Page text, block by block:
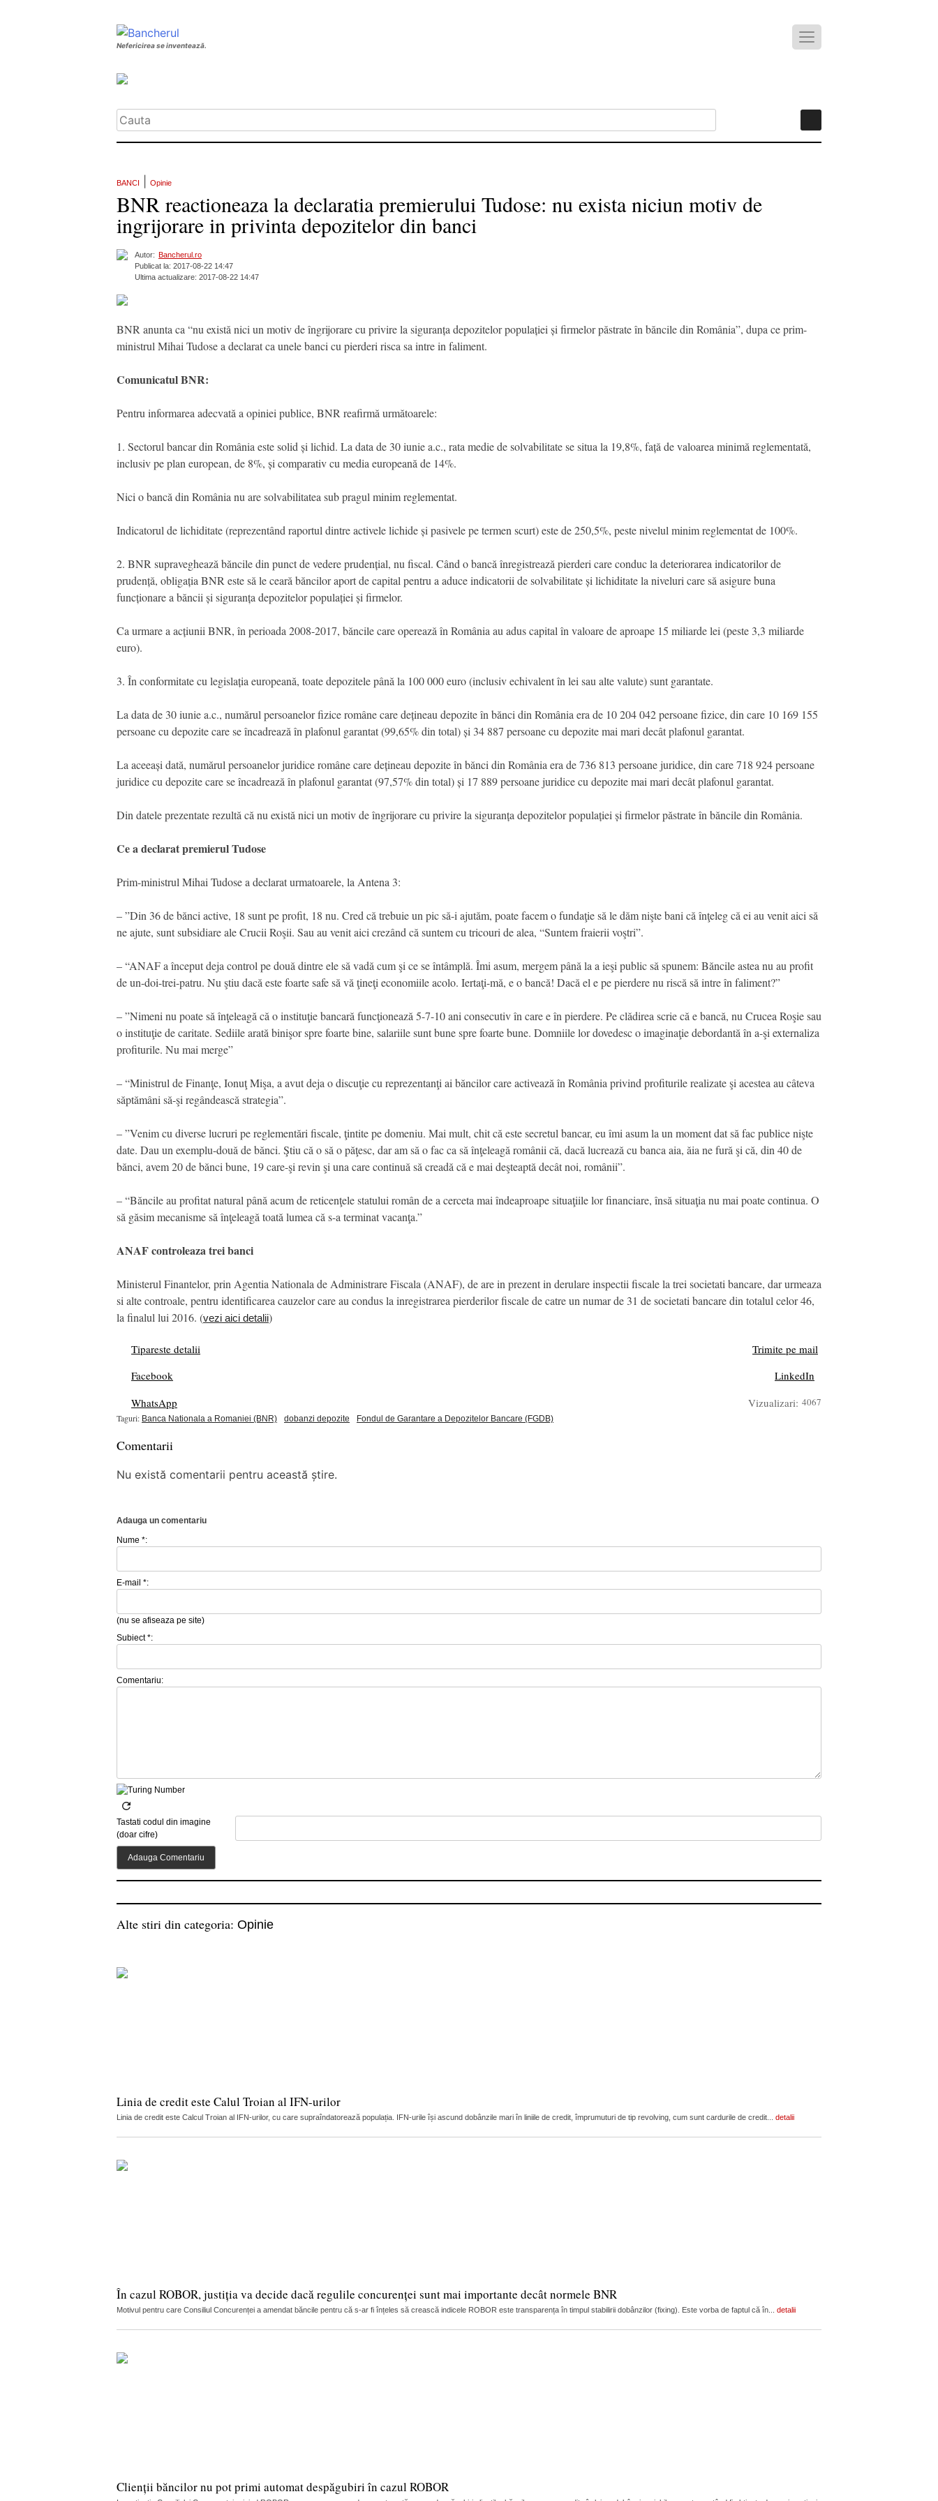
Nefericirea se inventează.
BANCI Opinie
BNR reactioneaza la declaratia premierului Tudose: nu exista niciun motiv de
ingrijorare in privinta depozitelor din banci
Autor: Bancherul.ro
Publicat la: 2017-08-22 14:47
Ultima actualizare: 2017-08-22 14:47
BNR anunta ca “nu există nici un motiv de îngrijorare cu privire la siguranța depozitelor populației și firmelor păstrate în băncile din România”, dupa ce prim-
ministrul Mihai Tudose a declarat ca unele banci cu pierderi risca sa intre in faliment.
Comunicatul BNR:
Pentru informarea adecvată a opiniei publice, BNR reafirmă următoarele:
1. Sectorul bancar din România este solid și lichid. La data de 30 iunie a.c., rata medie de solvabilitate se situa la 19,8%, față de valoarea minimă reglementată,
inclusiv pe plan european, de 8%, și comparativ cu media europeană de 14%.
Nici o bancă din România nu are solvabilitatea sub pragul minim reglementat.
Indicatorul de lichiditate (reprezentând raportul dintre activele lichide și pasivele pe termen scurt) este de 250,5%, peste nivelul minim reglementat de 100%.
2. BNR supraveghează băncile din punct de vedere prudențial, nu fiscal. Când o bancă înregistrează pierderi care conduc la deteriorarea indicatorilor de
prudență, obligația BNR este să le ceară băncilor aport de capital pentru a aduce indicatorii de solvabilitate și lichiditate la niveluri care să asigure buna
funcționare a băncii și siguranța depozitelor populației și firmelor.
Ca urmare a acțiunii BNR, în perioada 2008-2017, băncile care operează în România au adus capital în valoare de aproape 15 miliarde lei (peste 3,3 miliarde
euro).
3. În conformitate cu legislația europeană, toate depozitele până la 100 000 euro (inclusiv echivalent în lei sau alte valute) sunt garantate.
La data de 30 iunie a.c., numărul persoanelor fizice române care dețineau depozite în bănci din România era de 10 204 042 persoane fizice, din care 10 169 155
persoane cu depozite care se încadrează în plafonul garantat (99,65% din total) și 34 887 persoane cu depozite mai mari decât plafonul garantat.
La aceeași dată, numărul persoanelor juridice române care dețineau depozite în bănci din România era de 736 813 persoane juridice, din care 718 924 persoane
juridice cu depozite care se încadrează în plafonul garantat (97,57% din total) și 17 889 persoane juridice cu depozite mai mari decât plafonul garantat.
Din datele prezentate rezultă că nu există nici un motiv de îngrijorare cu privire la siguranța depozitelor populației și firmelor păstrate în băncile din România.
Ce a declarat premierul Tudose
Prim-ministrul Mihai Tudose a declarat urmatoarele, la Antena 3:
– ”Din 36 de bănci active, 18 sunt pe profit, 18 nu. Cred că trebuie un pic să-i ajutăm, poate facem o fundaţie să le dăm nişte bani că înţeleg că ei au venit aici să
ne ajute, sunt subsidiare ale Crucii Roşii. Sau au venit aici crezând că suntem cu tricouri de alea, “Suntem fraierii voştri”.
– “ANAF a început deja control pe două dintre ele să vadă cum şi ce se întâmplă. Îmi asum, mergem până la a ieşi public să spunem: Băncile astea nu au profit
de un-doi-trei-patru. Nu ştiu dacă este foarte safe să vă ţineţi economiile acolo. Iertaţi-mă, e o bancă! Dacă el e pe pierdere nu riscă să intre în faliment?”
– ”Nimeni nu poate să înţeleagă că o instituţie bancară funcţionează 5-7-10 ani consecutiv în care e în pierdere. Pe clădirea scrie că e bancă, nu Crucea Roşie sau
o instituţie de caritate. Sediile arată binişor spre foarte bine, salariile sunt bune spre foarte bune. Domniile lor dovedesc o imaginaţie debordantă în a-şi externaliza
profiturile. Nu mai merge”
– “Ministrul de Finanţe, Ionuţ Mişa, a avut deja o discuţie cu reprezentanţi ai băncilor care activează în România privind profiturile realizate şi acestea au câteva
săptămâni să-şi regândească strategia”.
– ”Venim cu diverse lucruri pe reglementări fiscale, ţintite pe domeniu. Mai mult, chit că este secretul bancar, eu îmi asum la un moment dat să fac publice nişte
date. Dau un exemplu-două de bănci. Ştiu că o să o păţesc, dar am să o fac ca să înţeleagă românii că, dacă lucrează cu banca aia, ăia ne fură şi că, din 40 de
bănci, avem 20 de bănci bune, 19 care-şi revin şi una care continuă să creadă că e mai deşteaptă decât noi, românii”.
– “Băncile au profitat natural până acum de reticenţele statului român de a cerceta mai îndeaproape situaţiile lor financiare, însă situaţia nu mai poate continua. O
să găsim mecanisme să înţeleagă toată lumea că s-a terminat vacanţa.”
ANAF controleaza trei banci
Ministerul Finantelor, prin Agentia Nationala de Administrare Fiscala (ANAF), de are in prezent in derulare inspectii fiscale la trei societati bancare, dar urmeaza
si alte controale, pentru identificarea cauzelor care au condus la inregistrarea pierderilor fiscale de catre un numar de 31 de societati bancare din totalul celor 46,
la finalul lui 2016. (vezi aici detalii)
Tipareste detalii
Trimite pe mail
Facebook
LinkedIn
WhatsApp
Vizualizari: 4067
Taguri: Banca Nationala a Romaniei (BNR) dobanzi depozite Fondul de Garantare a Depozitelor Bancare (FGDB)
Comentarii
Nu există comentarii pentru această știre.
Adauga un comentariu
Nume *:
E-mail *:
(nu se afiseaza pe site)
Subiect *:
Comentariu:
Tastati codul din imagine
(doar cifre)
Alte stiri din categoria: Opinie
Linia de credit este Calul Troian al IFN-urilor
Linia de credit este Calcul Troian al IFN-urilor, cu care supraîndatorează populația. IFN-urile își ascund dobânzile mari în liniile de credit, împrumuturi de tip revolving, cum sunt cardurile de credit... detalii
În cazul ROBOR, justiția va decide dacă regulile concurenței sunt mai importante decât normele BNR
Motivul pentru care Consiliul Concurenței a amendat băncile pentru că s-ar fi înțeles să crească indicele ROBOR este transparența în timpul stabilirii dobânzilor (fixing). Este vorba de faptul că în... detalii
Clienții băncilor nu pot primi automat despăgubiri în cazul ROBOR